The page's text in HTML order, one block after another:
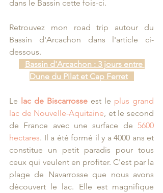
dans le Bassin cette fois-ci.
Retrouvez mon road trip autour du
Bassin d'Arcachon dans l'article ci-
dessous.
Bassin d'Arcachon : 3 jours entre
Dune du Pilat et Cap Ferret
Le lac de Biscarrosse est le plus grand
lac de Nouvelle-Aquitaine , et le second
de France avec une surface de 5600
hectares. Il a été formé il y a 4000 ans et
constitue un petit paradis pour tous
ceux qui veulent en profiter. C'est par la
plage de Navarrosse que nous avons
découvert le lac. Elle est magnifique